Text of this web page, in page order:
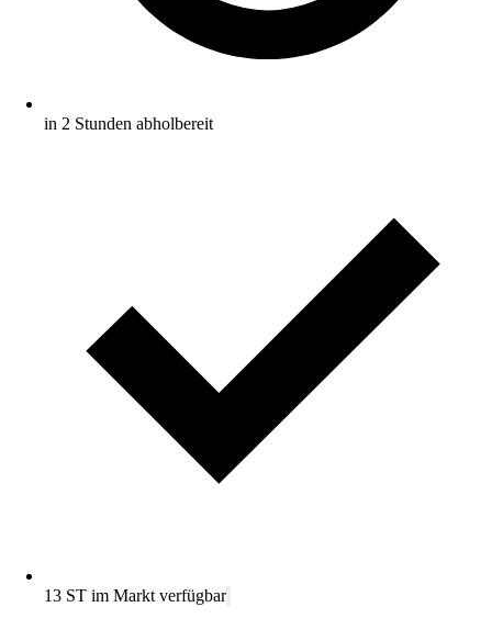
in 2 Stunden abholbereit
13 ST im Markt verfügbar